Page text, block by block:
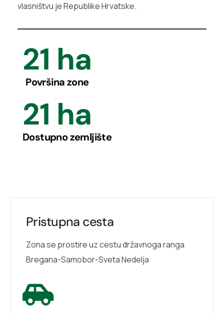
vlasništvu je Republike Hrvatske.
Površina zone
21 ha
Dostupno zemljište
21 ha
Pristupna cesta
Zona se prostire uz cestu državnoga ranga
Bregana-Samobor-Sveta Nedelja